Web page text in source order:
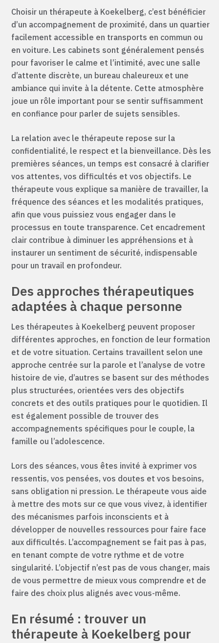
Choisir un thérapeute à Koekelberg, c’est bénéficier
d’un accompagnement de proximité, dans un quartier
facilement accessible en transports en commun ou
en voiture. Les cabinets sont généralement pensés
pour favoriser le calme et l’intimité, avec une salle
d’attente discrète, un bureau chaleureux et une
ambiance qui invite à la détente. Cette atmosphère
joue un rôle important pour se sentir suffisamment
en confiance pour parler de sujets sensibles.
La relation avec le thérapeute repose sur la
confidentialité, le respect et la bienveillance. Dès les
premières séances, un temps est consacré à clarifier
vos attentes, vos difficultés et vos objectifs. Le
thérapeute vous explique sa manière de travailler, la
fréquence des séances et les modalités pratiques,
afin que vous puissiez vous engager dans le
processus en toute transparence. Cet encadrement
clair contribue à diminuer les appréhensions et à
instaurer un sentiment de sécurité, indispensable
pour un travail en profondeur.
Des approches thérapeutiques
adaptées à chaque personne
Les thérapeutes à Koekelberg peuvent proposer
différentes approches, en fonction de leur formation
et de votre situation. Certains travaillent selon une
approche centrée sur la parole et l’analyse de votre
histoire de vie, d’autres se basent sur des méthodes
plus structurées, orientées vers des objectifs
concrets et des outils pratiques pour le quotidien. Il
est également possible de trouver des
accompagnements spécifiques pour le couple, la
famille ou l’adolescence.
Lors des séances, vous êtes invité à exprimer vos
ressentis, vos pensées, vos doutes et vos besoins,
sans obligation ni pression. Le thérapeute vous aide
à mettre des mots sur ce que vous vivez, à identifier
des mécanismes parfois inconscients et à
développer de nouvelles ressources pour faire face
aux difficultés. L’accompagnement se fait pas à pas,
en tenant compte de votre rythme et de votre
singularité. L’objectif n’est pas de vous changer, mais
de vous permettre de mieux vous comprendre et de
faire des choix plus alignés avec vous-même.
En résumé : trouver un
thérapeute à Koekelberg pour